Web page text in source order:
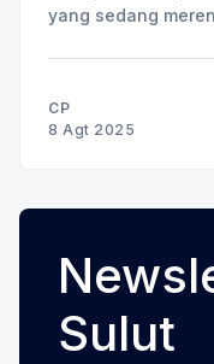
yang sedang
Megah Mahligai. Program ini dirancang untuk
CP
8 Agt 2025
Sulut